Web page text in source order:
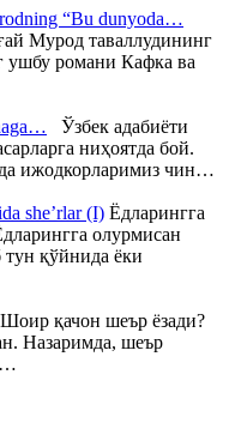
“Bu dunyoda…
Мурод таваллудининг
ушбу романи Кафка ва
Ўзбек адабиёти
ниҳоятда бой.
ижодкорларимиз чин…
she’rlar (I) Ёдларингга
олурмисан
қўйнида ёки
қачон шеър ёзади?
Назаримда, шеър